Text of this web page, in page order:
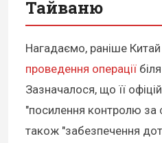
Тайваню
Нагадаємо, раніше
проведення операції
Зазначалося, що її
"посилення контролю за
також "забезпечення